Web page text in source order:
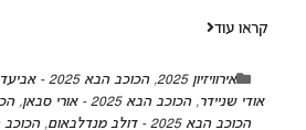
קראו עוד
אירוויזיון 2025 ,הכוכב הבא 2025 - אביעד קליין
אודי שניידר,הכוכב הבא 2025 - אורי סבאן ,
הכוכב הבא 2025 - דולב מנדלבאום
,הכוכב הבא